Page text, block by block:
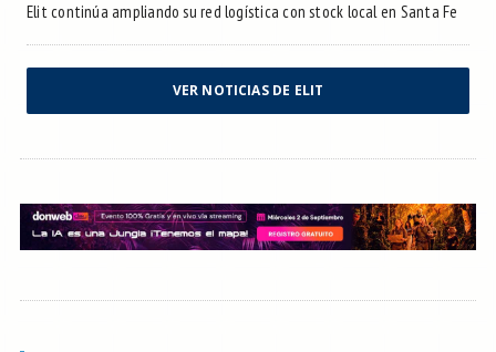
Elit continúa ampliando su red logística con stock local en Santa Fe
VER NOTICIAS DE ELIT